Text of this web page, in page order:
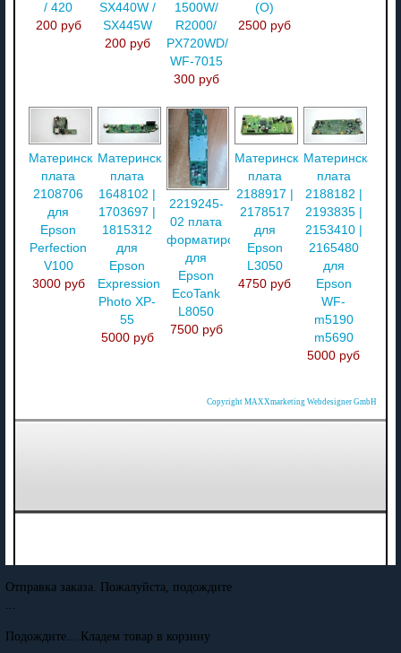
/ 420
200 руб
SX440W /
SX445W
200 руб
1500W/
R2000/
PX720WD/
WF-7015
300 руб
(О)
2500 руб
Материнская
плата
2108706
для
Epson
Perfection
V100
3000 руб
Материнская
плата
1648102 |
1703697 |
1815312
для
Epson
Expression
Photo XP-
55
5000 руб
2219245-
02 плата
форматирования
для
Epson
EcoTank
L8050
7500 руб
Материнская
плата
2188917 |
2178517
для
Epson
L3050
4750 руб
Материнская
плата
2188182 |
2193835 |
2153410 |
2165480
для
Epson
WF-
m5190
m5690
5000 руб
Copyright MAXXmarketing Webdesigner GmbH
Отправка заказа. Пожалуйста, подождите
...
Подождите... Кладем товар в корзину